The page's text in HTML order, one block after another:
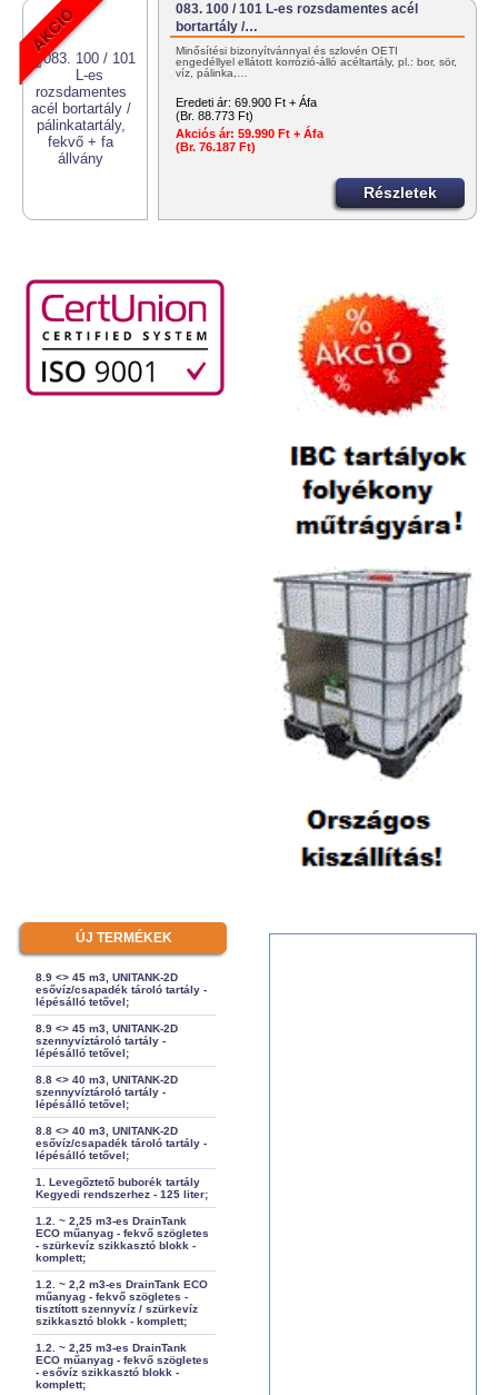
083. 100 / 101 L-es rozsdamentes acél
bortartály /…
Minősítési bizonyítvánnyal és szlovén OÉTI
engedéllyel ellátott korrózió-álló acéltartály, pl.: bor, sör,
víz, pálinka,…
Eredeti ár: 69.900 Ft + Áfa
(Br. 88.773 Ft)
Akciós ár: 59.990 Ft + Áfa
(Br. 76.187 Ft)
Részletek
ÚJ TERMÉKEK
8.9 <> 45 m3, UNITANK-2D
esővíz/csapadék tároló tartály -
lépésálló tetővel;
8.9 <> 45 m3, UNITANK-2D
szennyvíztároló tartály -
lépésálló tetővel;
8.8 <> 40 m3, UNITANK-2D
szennyvíztároló tartály -
lépésálló tetővel;
8.8 <> 40 m3, UNITANK-2D
esővíz/csapadék tároló tartály -
lépésálló tetővel;
1. Levegőztető buborék tartály
Kegyedi rendszerhez - 125 liter;
1.2. ~ 2,25 m3-es DrainTank
ECO műanyag - fekvő szögletes
- szürkevíz szikkasztó blokk -
komplett;
1.2. ~ 2,2 m3-es DrainTank ECO
műanyag - fekvő szögletes -
tisztított szennyvíz / szürkevíz
szikkasztó blokk - komplett;
1.2. ~ 2,25 m3-es DrainTank
ECO műanyag - fekvő szögletes
- esővíz szikkasztó blokk -
komplett;